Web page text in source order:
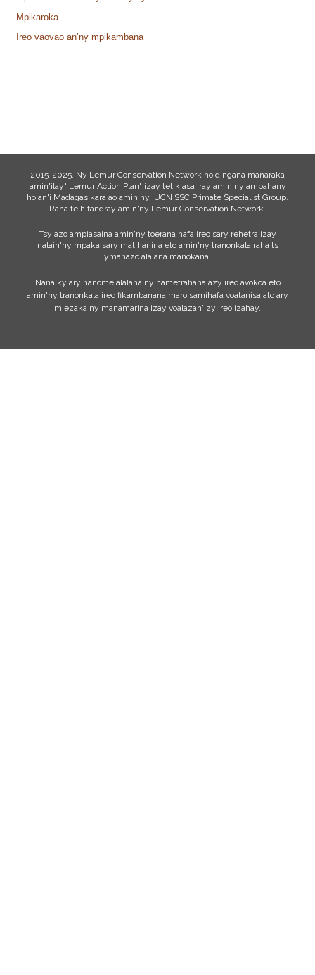
Mpikaroka
Ireo vaovao an’ny mpikambana
2015-2025. Ny Lemur Conservation Network no dingana manaraka
amin'ilay" Lemur Action Plan" izay tetik'asa iray amin'ny ampahany
ho an'i Madagasikara ao amin'ny IUCN SSC Primate Specialist Group.
Raha te hifandray amin'ny Lemur Conservation Network.
Tsy azo ampiasaina amin'ny toerana hafa ireo sary rehetra izay
nalain'ny mpaka sary matihanina eto amin'ny tranonkala raha ts
ymahazo alàlana manokana.
Nanaiky ary nanome alàlana ny hametrahana azy ireo avokoa eto
amin'ny tranonkala ireo fikambanana maro samihafa voatanisa ato ary
miezaka ny manamarina izay voalazan'izy ireo izahay.